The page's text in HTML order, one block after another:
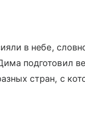
в небе,
подготовил
стран, с